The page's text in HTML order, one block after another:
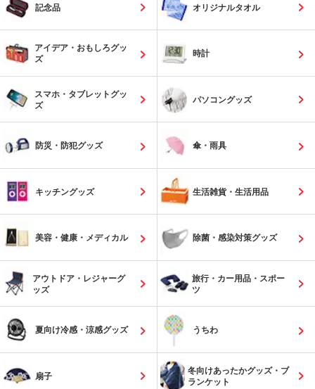
記念品 オリジナルタオル
アイデア・おもしろグッ
ズ
時計
スマホ・タブレットグッ
ズ
パソコングッズ
防災・防犯グッズ 傘・雨具
キッチングッズ 生活雑貨・生活用品
美容・健康・メディカル 除菌・感染対策グッズ
アウトドア・レジャーグ
ッズ
旅行・カー用品・スポー
ツ
夏向け冷感・涼感グッズ うちわ
扇子
冬向けあったかグッズ・ブ
ランケット